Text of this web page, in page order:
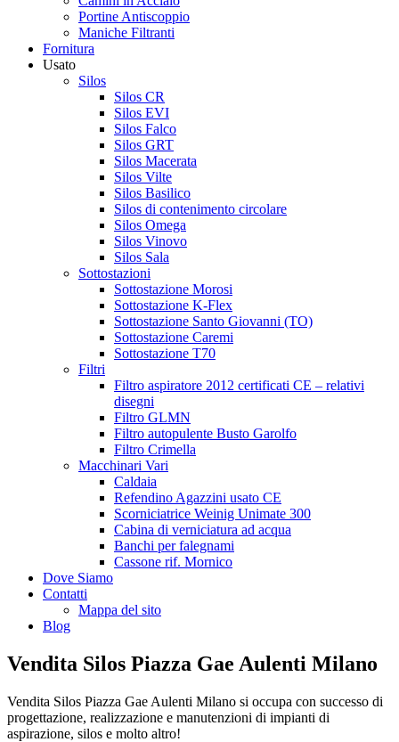
Portine Antiscoppio
Maniche Filtranti
Fornitura
Usato
Silos
Silos CR
Silos EVI
Silos Falco
Silos GRT
Silos Macerata
Silos Vilte
Silos Basilico
Silos di contenimento circolare
Silos Omega
Silos Vinovo
Silos Sala
Sottostazioni
Sottostazione Morosi
Sottostazione K-Flex
Sottostazione Santo Giovanni (TO)
Sottostazione Caremi
Sottostazione T70
Filtri
Filtro aspiratore 2012 certificati CE – relativi
disegni
Filtro GLMN
Filtro autopulente Busto Garolfo
Filtro Crimella
Macchinari Vari
Caldaia
Refendino Agazzini usato CE
Scorniciatrice Weinig Unimate 300
Cabina di verniciatura ad acqua
Banchi per falegnami
Cassone rif. Mornico
Dove Siamo
Contatti
Mappa del sito
Blog
Vendita Silos Piazza Gae Aulenti Milano
Vendita Silos Piazza Gae Aulenti Milano si occupa con successo di
progettazione, realizzazione e manutenzioni di impianti di
aspirazione, silos e molto altro!